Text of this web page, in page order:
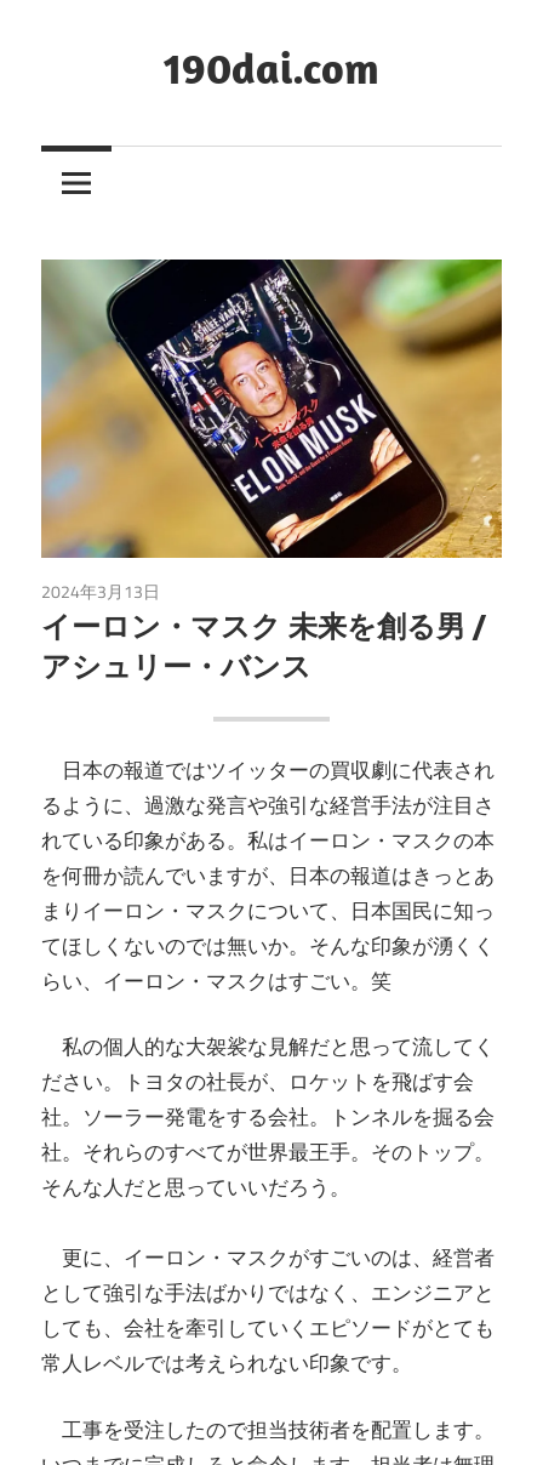
ツ
キ
プ
190dai.com
2024年3月13日
イーロン・マスク 未来を創る男 /
アシュリー・バンス
日本の報道ではツイッターの買収劇に代表され
るように、過激な発言や強引な経営手法が注目さ
れている印象がある。私はイーロン・マスクの本
を何冊か読んでいますが、日本の報道はきっとあ
まりイーロン・マスクについて、日本国民に知っ
てほしくないのでは無いか。そんな印象が湧くく
らい、イーロン・マスクはすごい。笑
私の個人的な大袈裟な見解だと思って流してく
ださい。トヨタの社長が、ロケットを飛ばす会
社。ソーラー発電をする会社。トンネルを掘る会
社。それらのすべてが世界最王手。そのトップ。
そんな人だと思っていいだろう。
更に、イーロン・マスクがすごいのは、経営者
として強引な手法ばかりではなく、エンジニアと
しても、会社を牽引していくエピソードがとても
常人レベルでは考えられない印象です。
工事を受注したので担当技術者を配置します。